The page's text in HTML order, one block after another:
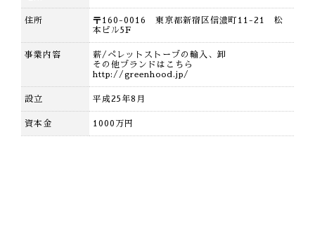
住所
〒160-0016 東京都新宿区信濃町11-21 松
本ビル5F
事業内容
薪/ペレットストーブの輸入、卸
その他ブランドはこちら
http://greenhood.jp/
設立 平成25年8月
資本金 1000万円